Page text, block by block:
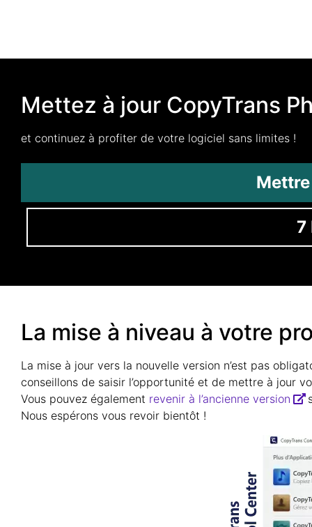
Mettez à jour CopyTrans
et continuez à profiter de votre logiciel sans limites !
7
La mise à niveau à votre
La mise à jour vers la nouvelle version n’est pas
conseillons de saisir l’opportunité et de mettre à jour
Vous pouvez également revenir à l’ancienne version
Nous espérons vous revoir bientôt !